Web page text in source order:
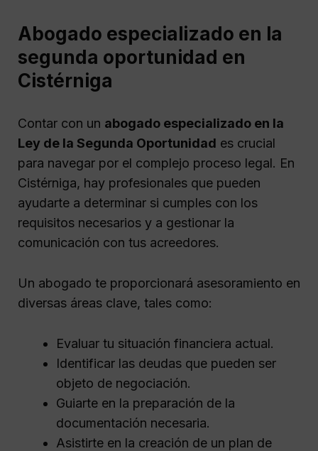
Abogado especializado en la
segunda oportunidad en
Cistérniga
Contar con un abogado especializado en la
Ley de la Segunda Oportunidad es crucial
para navegar por el complejo proceso legal. En
Cistérniga, hay profesionales que pueden
ayudarte a determinar si cumples con los
requisitos necesarios y a gestionar la
comunicación con tus acreedores.
Un abogado te proporcionará asesoramiento en
diversas áreas clave, tales como:
Evaluar tu situación financiera actual.
Identificar las deudas que pueden ser
objeto de negociación.
Guiarte en la preparación de la
documentación necesaria.
Asistirte en la creación de un plan de